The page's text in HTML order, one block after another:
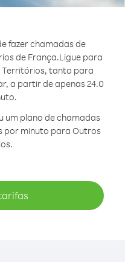
fazer chamadas de
de França.Ligue para
Territórios, tanto para
a partir de apenas 24.0
um plano de chamadas
por minuto para Outros